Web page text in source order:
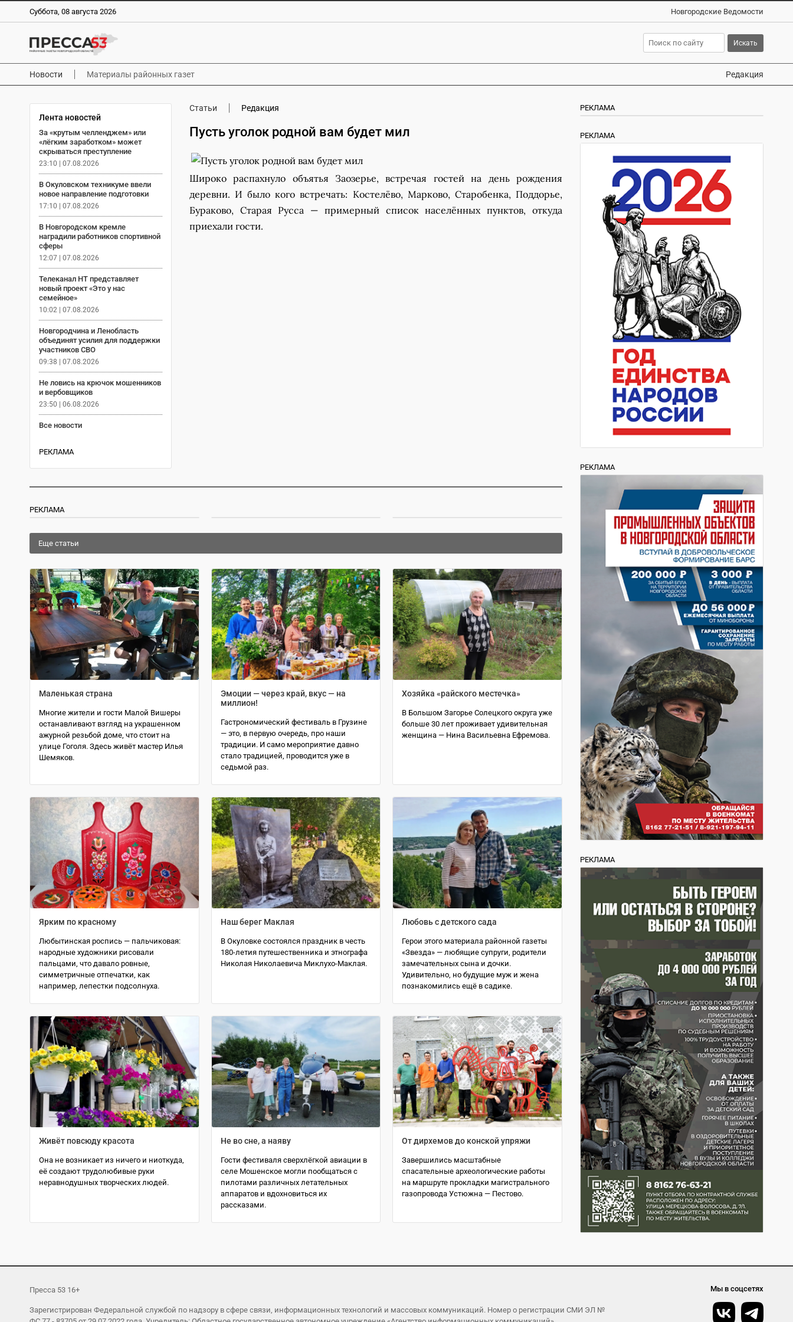
Суббота, 08 августа 2026 Новгородские Ведомости
Новости Материалы районных газет Редакция
Лента новостей
За «крутым челленджем» или
«лёгким заработком» может
скрываться преступление
23:10 | 07.08.2026
В Окуловском техникуме ввели
новое направление подготовки
17:10 | 07.08.2026
В Новгородском кремле
наградили работников спортивной
сферы
12:07 | 07.08.2026
Телеканал НТ представляет
новый проект «Это у нас
семейное»
10:02 | 07.08.2026
Новгородчина и Ленобласть
объединят усилия для поддержки
участников СВО
09:38 | 07.08.2026
Не ловись на крючок мошенников
и вербовщиков
23:50 | 06.08.2026
Все новости
РЕКЛАМА
Статьи Редакция
Пусть уголок родной вам будет мил
Широко распахнуло объятья Заозерье, встречая гостей на день рождения
деревни. И было кого встречать: Костелёво, Марково, Старобенка, Поддорье,
Бураково, Старая Русса — примерный список населённых пунктов, откуда
приехали гости.
РЕКЛАМА
Еще статьи
Маленькая страна
Многие жители и гости Малой Вишеры
останавливают взгляд на украшенном
ажурной резьбой доме, что стоит на
улице Гоголя. Здесь живёт мастер Илья
Шемяков.
Эмоции — через край, вкус — на
миллион!
Гастрономический фестиваль в Грузине
— это, в первую очередь, про наши
традиции. И само мероприятие давно
стало традицией, проводится уже в
седьмой раз.
Хозяйка «райского местечка»
В Большом Загорье Солецкого округа уже
больше 30 лет проживает удивительная
женщина — Нина Васильевна Ефремова.
Ярким по красному
Любытинская роспись — пальчиковая:
народные художники рисовали
пальцами, что давало ровные,
симметричные отпечатки, как
например, лепестки подсолнуха.
Наш берег Маклая
В Окуловке состоялся праздник в честь
180-летия путешественника и этнографа
Николая Николаевича Миклухо-Маклая.
Любовь с детского сада
Герои этого материала районной газеты
«Звезда» — любящие супруги, родители
замечательных сына и дочки.
Удивительно, но будущие муж и жена
познакомились ещё в садике.
Живёт повсюду красота
Она не возникает из ничего и ниоткуда,
её создают трудолюбивые руки
неравнодушных творческих людей.
Не во сне, а наяву
Гости фестиваля сверхлёгкой авиации в
селе Мошенское могли пообщаться с
пилотами различных летательных
аппаратов и вдохновиться их
рассказами.
От дирхемов до конской упряжи
Завершились масштабные
спасательные археологические работы
на маршруте прокладки магистрального
газопровода Устюжна — Пестово.
РЕКЛАМА
РЕКЛАМА
РЕКЛАМА
РЕКЛАМА
Пресса 53 16+
Зарегистрирован Федеральной службой по надзору в сфере связи, информационных технологий и массовых коммуникаций. Номер о регистрации СМИ ЭЛ №
Мы в соцсетях